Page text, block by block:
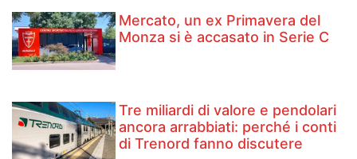
Mercato, un ex Primavera del
Monza si è accasato in Serie C
Tre miliardi di valore e pendolari
ancora arrabbiati: perché i conti
di Trenord fanno discutere